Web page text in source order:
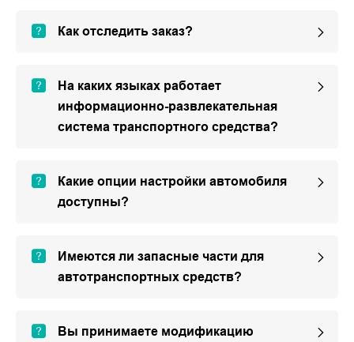
Как отследить заказ?
На каких языках работает
информационно-развлекательная
система транспортного средства?
Какие опции настройки автомобиля
доступны?
Имеются ли запасные части для
автотранспортных средств?
Вы принимаете модификацию